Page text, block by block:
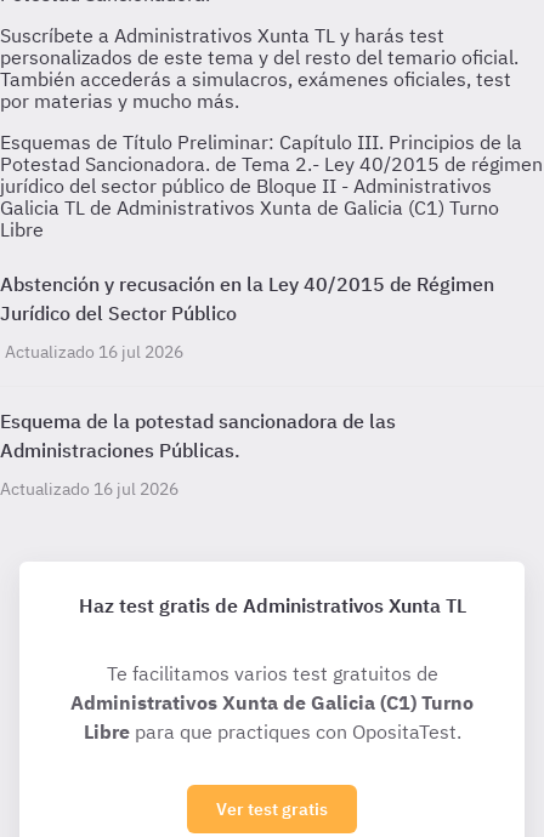
Esquemas de Título Preliminar: Capítulo III. Principios de la
Potestad Sancionadora. de Tema 2.- Ley 40/2015 de régimen
jurídico del sector público de Bloque II - Administrativos
Galicia TL de Administrativos Xunta de Galicia (C1) Turno
Libre
Abstención y recusación en la Ley 40/2015 de Régimen
Jurídico del Sector Público
Actualizado 16 jul 2026
Esquema de la potestad sancionadora de las
Administraciones Públicas.
Actualizado 16 jul 2026
Haz test gratis de Administrativos Xunta TL
Te facilitamos varios test gratuitos de
Administrativos Xunta de Galicia (C1) Turno
Librepara que practiques con OpositaTest.
Ver test gratis